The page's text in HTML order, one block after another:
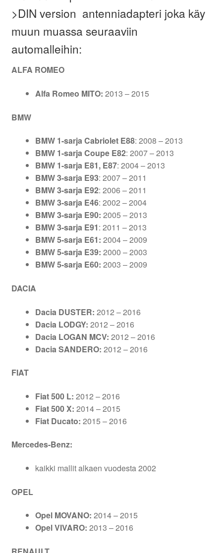
>DIN version antenniadapteri joka käy
muun muassa seuraaviin
automalleihin:
ALFA ROMEO
Alfa Romeo MITO: 2013 – 2015
BMW
BMW 1-sarja Cabriolet E88: 2008 – 2013
BMW 1-sarja Coupe E82: 2007 – 2013
BMW 1-sarja E81, E87: 2004 – 2013
BMW 3-sarja E93: 2007 – 2011
BMW 3-sarja E92: 2006 – 2011
BMW 3-sarja E46: 2002 – 2004
BMW 3-sarja E90: 2005 – 2013
BMW 3-sarja E91: 2011 – 2013
BMW 5-sarja E61: 2004 – 2009
BMW 5-sarja E39: 2000 – 2003
BMW 5-sarja E60: 2003 – 2009
DACIA
Dacia DUSTER: 2012 – 2016
Dacia LODGY: 2012 – 2016
Dacia LOGAN MCV: 2012 – 2016
Dacia SANDERO: 2012 – 2016
FIAT
Fiat 500 L: 2012 – 2016
Fiat 500 X: 2014 – 2015
Fiat Ducato: 2015 – 2016
Mercedes-Benz:
kaikki mallit alkaen vuodesta 2002
OPEL
Opel MOVANO: 2014 – 2015
Opel VIVARO: 2013 – 2016